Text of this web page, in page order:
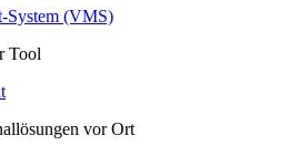
System (VMS)
Tool
vor Ort